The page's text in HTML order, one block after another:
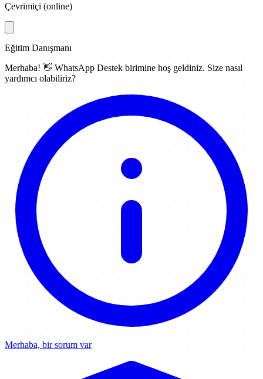
Çevrimiçi (online)
Eğitim Danışmanı
Merhaba! 👋 WhatsApp Destek birimine hoş geldiniz. Size nasıl
yardımcı olabiliriz?
Merhaba, bir sorum var